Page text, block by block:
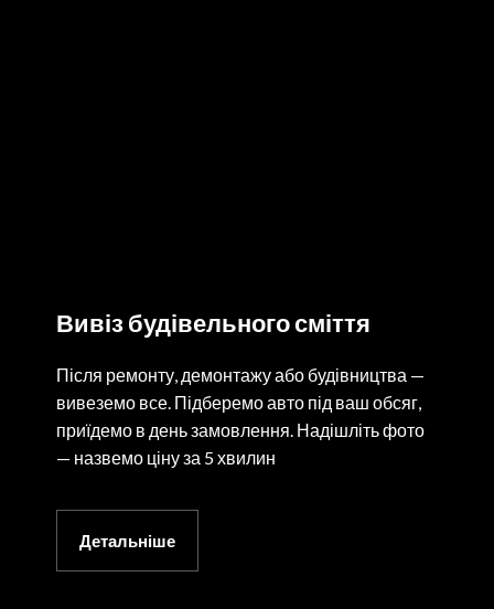
Вивіз будівельного сміття
Після ремонту, демонтажу або будівництва —
вивеземо все. Підберемо авто під ваш обсяг,
приїдемо в день замовлення. Надішліть фото
— назвемо ціну за 5 хвилин
Детальніше